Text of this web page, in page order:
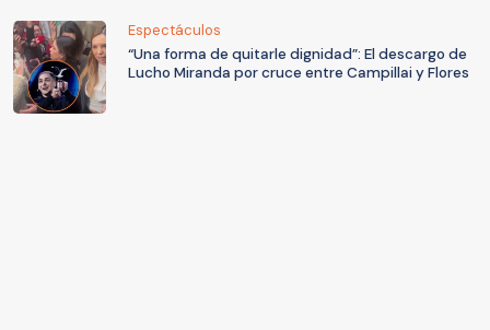
Espectáculos
“Una forma de quitarle dignidad”: El descargo de
Lucho Miranda por cruce entre Campillai y Flores